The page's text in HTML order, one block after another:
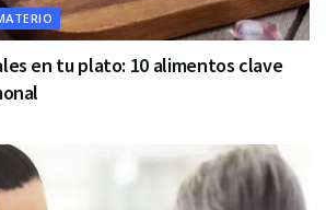
en tu plato: 10 alimentos clave